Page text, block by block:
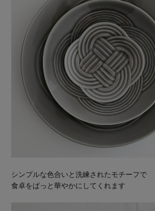
シンプルな色合いと洗練されたモチーフで
食卓をぱっと華やかにしてくれます